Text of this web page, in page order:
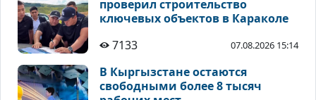
проверил строительство
ключевых объектов в Караколе
7133
07.08.2026 15:14
В Кыргызстане остаются
свободными более 8 тысяч